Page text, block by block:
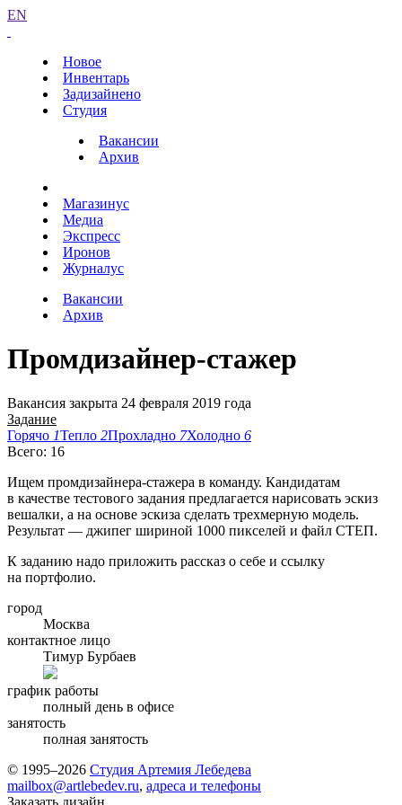
EN
Новое
Инвентарь
Задизайнено
Студия
Вакансии
Архив
Магазинус
Медиа
Экспресс
Иронов
Журналус
Вакансии
Архив
Промдизайнер-стажер
Вакансия закрыта 24 февраля 2019 года
Задание
Горячо 1Тепло 2Прохладно 7Холодно 6
Всего: 16
Ищем промдизайнера-стажера в команду. Кандидатам
в качестве тестового задания предлагается нарисовать эскиз
вешалки, а на основе эскиза сделать трехмерную модель.
Результат — джипег шириной 1000 пикселей и файл СТЕП.
К заданию надо приложить рассказ о себе и ссылку
на портфолио.
город
Москва
контактное лицо
Тимур Бурбаев
график работы
полный день в офисе
занятость
полная занятость
© 1995–2026 Студия Артемия Лебедева
mailbox@artlebedev.ru, адреса и телефоны
Заказать дизайн...